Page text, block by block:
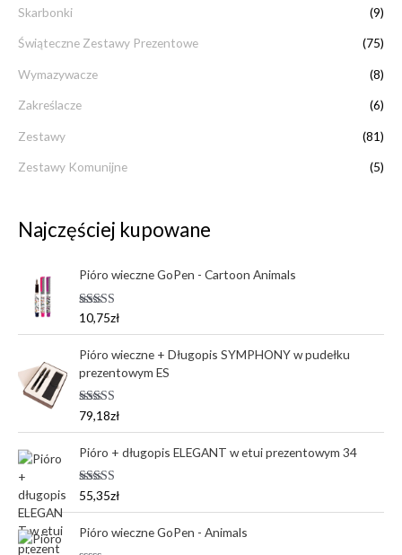
Skarbonki (9)
Świąteczne Zestawy Prezentowe (75)
Wymazywacze (8)
Zakreślacze (6)
Zestawy (81)
Zestawy Komunijne (5)
Najczęściej kupowane
Pióro wieczne GoPen - Cartoon Animals
Oceniono
5.00
10,75zł
Pióro wieczne + Długopis SYMPHONY w pudełku
prezentowym ES
Oceniono
5.00
79,18zł
Pióro + długopis ELEGANT w etui prezentowym 34
Oceniono
5.00
55,35zł
Pióro wieczne GoPen - Animals